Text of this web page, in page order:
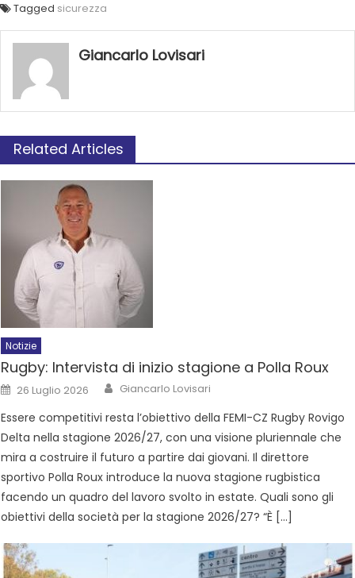
Tagged sicurezza
Giancarlo Lovisari
Related Articles
Notizie
Rugby: Intervista di inizio stagione a Polla Roux
26 Luglio 2026 Giancarlo Lovisari
Essere competitivi resta l’obiettivo della FEMI-CZ Rugby Rovigo
Delta nella stagione 2026/27, con una visione pluriennale che
mira a costruire il futuro a partire dai giovani. Il direttore
sportivo Polla Roux introduce la nuova stagione rugbistica
facendo un quadro del lavoro svolto in estate. Quali sono gli
obiettivi della società per la stagione 2026/27? “È […]